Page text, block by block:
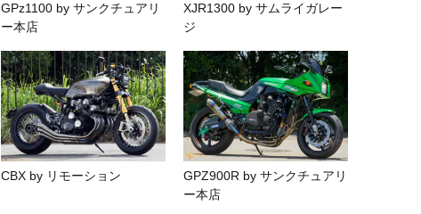
GPz1100 by サンクチュアリ
ー本店
XJR1300 by サムライガレー
ジ
CBX by リモーション
GPZ900R by サンクチュアリ
ー本店